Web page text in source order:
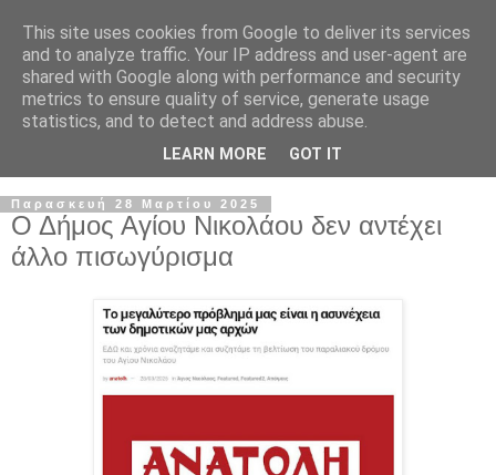
Παρασκευή 28 Μαρτίου 2025
Ο Δήμος Αγίου Νικολάου δεν αντέχει
άλλο πισωγύρισμα
This site uses cookies from Google to deliver its services
and to analyze traffic. Your IP address and user-agent are
shared with Google along with performance and security
metrics to ensure quality of service, generate usage
statistics, and to detect and address abuse.
LEARN MORE GOT IT